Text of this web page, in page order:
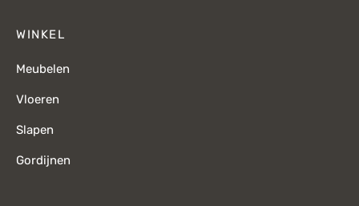
WINKEL
Meubelen
Vloeren
Slapen
Gordijnen